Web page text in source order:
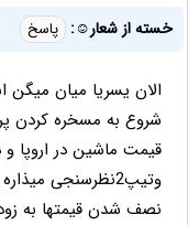
خسته از شعار☺: پاسخ
الان یسریا میان میگن
شروع به مسخره کردن
قیمت ماشین در اروپا
وتیپ2نظرسنجی
نصف شدن قیمتها به